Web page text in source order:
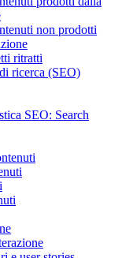
non prodotti
ritratti
ricerca (SEO)
SEO: Search